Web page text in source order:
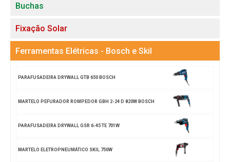
Buchas
Fixação Solar
Ferramentas Elétricas - Bosch e Skil
PARAFUSADEIRA DRYWALL GTB 650 BOSCH
MARTELO PEFURADOR ROMPEDOR GBH 2-24 D 820W BOSCH
PARAFUSADEIRA DRYWALL GSR 6-45 TE 701W
MARTELO ELETROPNEUMÁTICO SKIL 750W